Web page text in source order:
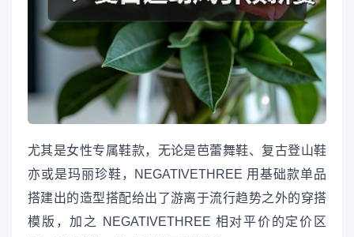
尤其是女性专属鞋款，无论是芭蕾舞鞋、复古登山鞋
亦或是玛丽珍鞋，NEGATIVETHREE 用基础款单品
搭建出的造型搭配给出了游离于流行趋势之外的穿搭
模版，加之 NEGATIVETHREE 相对平价的定价区